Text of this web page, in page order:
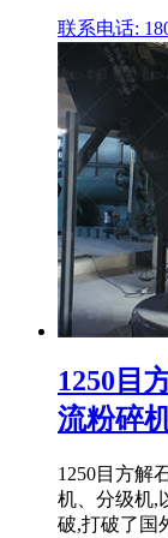
联系电话:
1250目
流粉碎
1250目方解
机、分级机,
破,打破了国